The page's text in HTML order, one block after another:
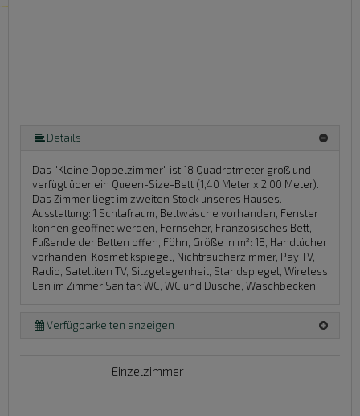
Details
Das "Kleine Doppelzimmer" ist 18 Quadratmeter groß und
verfügt über ein Queen-Size-Bett (1,40 Meter x 2,00 Meter).
Das Zimmer liegt im zweiten Stock unseres Hauses.
Ausstattung: 1 Schlafraum, Bettwäsche vorhanden, Fenster
können geöffnet werden, Fernseher, Französisches Bett,
Fußende der Betten offen, Föhn, Größe in m²: 18, Handtücher
vorhanden, Kosmetikspiegel, Nichtraucherzimmer, Pay TV,
Radio, Satelliten TV, Sitzgelegenheit, Standspiegel, Wireless
Lan im Zimmer Sanitär: WC, WC und Dusche, Waschbecken
Verfügbarkeiten anzeigen
Einzelzimmer